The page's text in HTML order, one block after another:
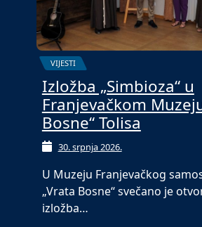
VIJESTI
Izložba „Simbioza“ u
Franjevačkom
Bosne“ Tolisa
30. srpnja 2026.
U Muzeju Franjevačkog
„Vrata Bosne“ svečano je
izložba…